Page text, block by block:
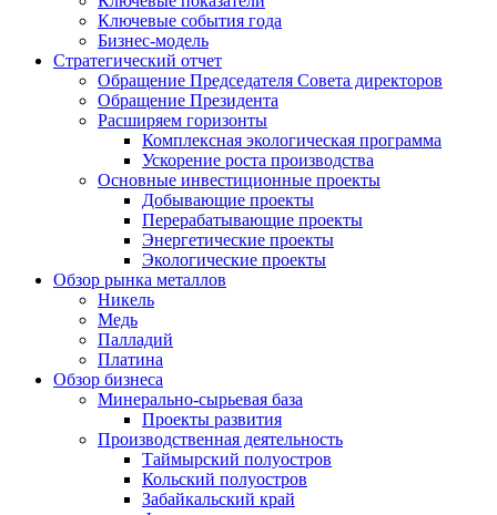
Ключевые события года
Бизнес-модель
Стратегический отчет
Обращение Председателя Совета директоров
Обращение Президента
Расширяем горизонты
Комплексная экологическая программа
Ускорение роста производства
Основные инвестиционные проекты
Добывающие проекты
Перерабатывающие проекты
Энергетические проекты
Экологические проекты
Обзор рынка металлов
Никель
Медь
Палладий
Платина
Обзор бизнеса
Минерально-сырьевая база
Проекты развития
Производственная деятельность
Таймырский полуостров
Кольский полуостров
Забайкальский край